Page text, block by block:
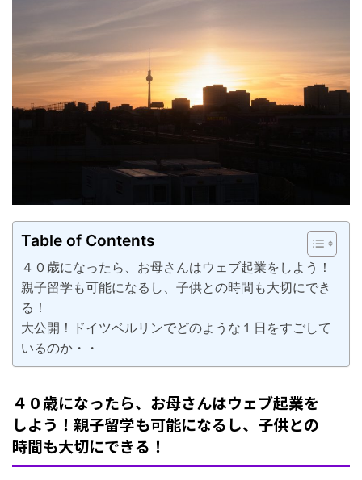
Table of Contents
４０歳になったら、お母さんはウェブ起業をしよう！
親子留学も可能になるし、子供との時間も大切にでき
る！
大公開！ドイツベルリンでどのような１日をすごして
いるのか・・
４０歳になったら、お母さんはウェブ起業を
しよう！親子留学も可能になるし、子供との
時間も大切にできる！